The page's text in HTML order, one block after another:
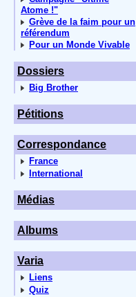
Atome !"
Grève de la faim pour un
référendum
Pour un Monde Vivable
Dossiers
Big Brother
Pétitions
Correspondance
France
International
Médias
Albums
Varia
Liens
Quiz